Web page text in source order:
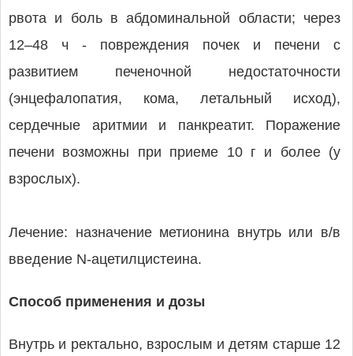
рвота и боль в абдоминальной области; через
12–48 ч - повреждения почек и печени с
развитием печеночной недостаточности
(энцефалопатия, кома, летальный исход),
сердечные аритмии и панкреатит. Поражение
печени возможны при приеме 10 г и более (у
взрослых).
Лечение: назначение метионина внутрь или в/в
введение N-ацетилцистеина.
Способ применения и дозы
Внутрь и ректально, взрослым и детям старше 12